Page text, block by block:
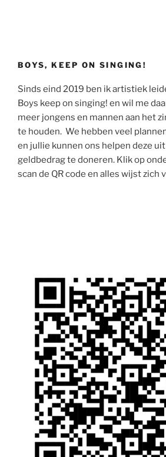
BOYS, KEEP ON SINGING!
Sinds eind 2019 ben ik artistiek
Boys keep on singing! en wil me
meer jongens en mannen aan het
te houden. We hebben veel
en jullie kunnen ons helpen deze
geldbedrag te doneren. Klik op
scan de QR code en alles wijst zich